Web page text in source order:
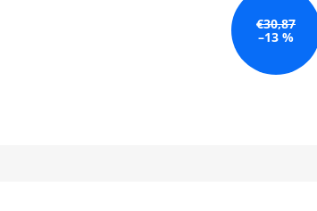
€30,87
–13 %